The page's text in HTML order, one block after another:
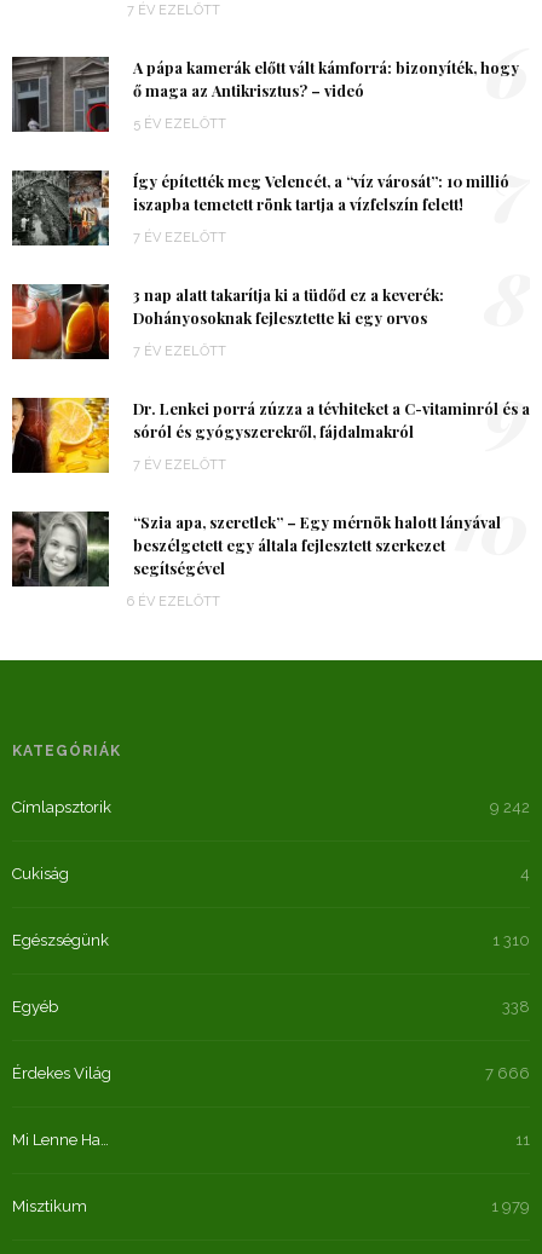
7 ÉV EZELŐTT
A pápa kamerák előtt vált kámforrá: bizonyíték, hogy
ő maga az Antikrisztus? – videó
5 ÉV EZELŐTT
6
Így építették meg Velencét, a “víz városát”: 10 millió
iszapba temetett rönk tartja a vízfelszín felett!
7 ÉV EZELŐTT
7
3 nap alatt takarítja ki a tüdőd ez a keverék:
Dohányosoknak fejlesztette ki egy orvos
7 ÉV EZELŐTT
Dr. Lenkei porrá zúzza a tévhiteket a C-vitaminról és a
sóról és gyógyszerekről, fájdalmakról
7 ÉV EZELŐTT
9
“Szia apa, szeretlek” – Egy mérnök halott lányával
beszélgetett egy általa fejlesztett szerkezet
segítségével
6 ÉV EZELŐTT
10
KATEGÓRIÁK
Címlapsztorik 9 242
Cukiság 4
Egészségünk 1 310
Egyéb 338
Érdekes Világ 7 666
Mi Lenne Ha… 11
Misztikum 1 979